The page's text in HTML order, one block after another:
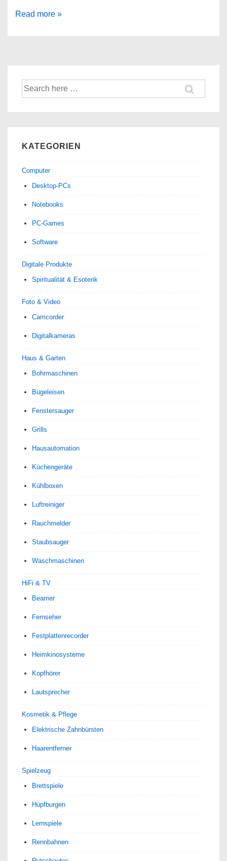
COSTWAY
Read more »
Suche
nach:
KATEGORIEN
Computer
Desktop-PCs
Notebooks
PC-Games
Software
Digitale Produkte
Spiri­tua­lität & Esoterik
Foto & Video
Camcorder
Digitalkameras
Haus & Garten
Bohrmaschinen
Bügeleisen
Fenstersauger
Grills
Hausautomation
Küchengeräte
Kühlboxen
Luftreiniger
Rauchmelder
Staubsauger
Waschmaschinen
HiFi & TV
Beamer
Fernseher
Festplattenrecorder
Heimkinosysteme
Kopfhörer
Lautsprecher
Kosmetik & Pflege
Elektrische Zahnbürsten
Haarentferner
Spielzeug
Brettspiele
Hüpfburgen
Lernspiele
Rennbahnen